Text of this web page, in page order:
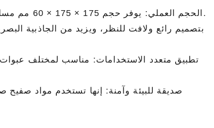
الحجم العملي: يوفر حجم 175 × 175 × 60 مم مساحة تخزين واسعة، ومناسبة لتحميل هدايا عيد الميلاد المختلفة.
تطبيق متعدد الاستخدامات: مناسب لمختلف عبوات
صديقة للبيئة وآمنة: إنها تستخدم مواد صفيح